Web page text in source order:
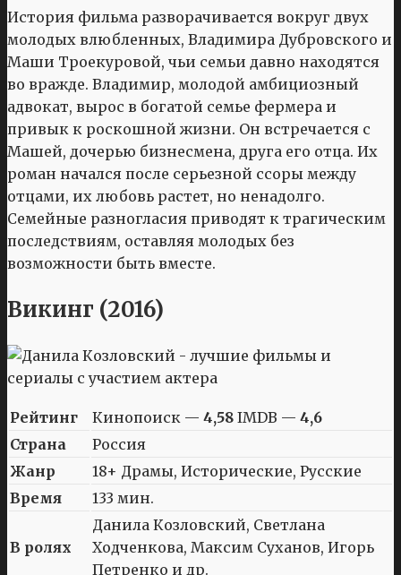
История фильма разворачивается вокруг двух
молодых влюбленных, Владимира Дубровского и
Маши Троекуровой, чьи семьи давно находятся
во вражде. Владимир, молодой амбициозный
адвокат, вырос в богатой семье фермера и
привык к роскошной жизни. Он встречается с
Машей, дочерью бизнесмена, друга его отца. Их
роман начался после серьезной ссоры между
отцами, их любовь растет, но ненадолго.
Семейные разногласия приводят к трагическим
последствиям, оставляя молодых без
возможности быть вместе.
Викинг (2016)
Рейтинг Кинопоиск — 4,58 IMDB — 4,6
Страна
Россия
Жанр
18+ Драмы, Исторические, Русские
Время
133 мин.
В ролях
Данила Козловский, Светлана
Ходченкова, Максим Суханов, Игорь
Петренко и др.